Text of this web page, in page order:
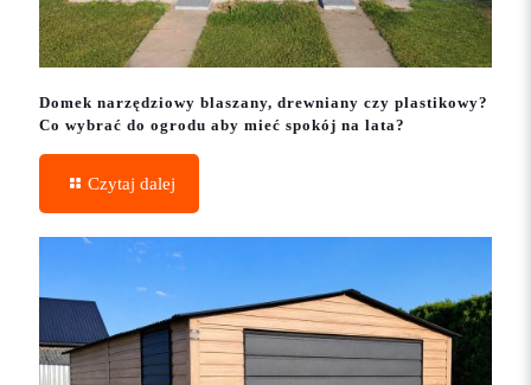
Domek narzędziowy blaszany, drewniany czy plastikowy?
Co wybrać do ogrodu aby mieć spokój na lata?
Czytaj dalej